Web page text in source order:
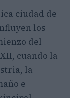
ciudad de
los
del
cuando la
la
e